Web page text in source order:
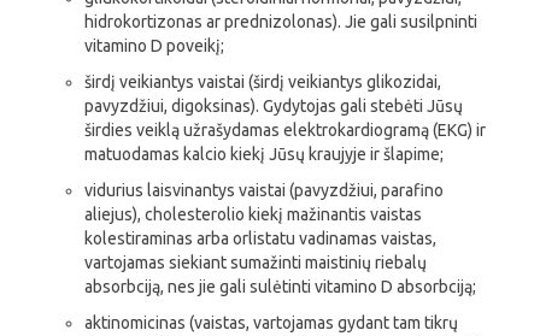
hidrokortizonas ar prednizolonas). Jie gali susilpninti
vitamino D poveikį;
širdį veikiantys vaistai (širdį veikiantys glikozidai,
pavyzdžiui, digoksinas). Gydytojas gali stebėti Jūsų
širdies veiklą užrašydamas elektrokardiogramą (EKG) ir
matuodamas kalcio kiekį Jūsų kraujyje ir šlapime;
vidurius laisvinantys vaistai (pavyzdžiui, parafino
aliejus), cholesterolio kiekį mažinantis vaistas
kolestiraminas arba orlistatu vadinamas vaistas,
vartojamas siekiant sumažinti maistinių riebalų
absorbciją, nes jie gali sulėtinti vitamino D absorbciją;
aktinomicinas (vaistas, vartojamas gydant tam tikrų